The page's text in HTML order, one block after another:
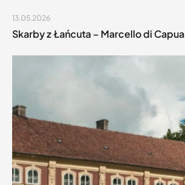
13.05.2026
Skarby z Łańcuta – Marcello di Capua